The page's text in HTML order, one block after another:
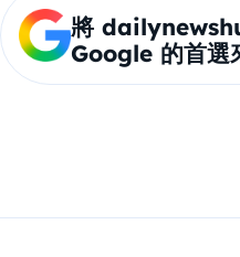
將
Google 的首選